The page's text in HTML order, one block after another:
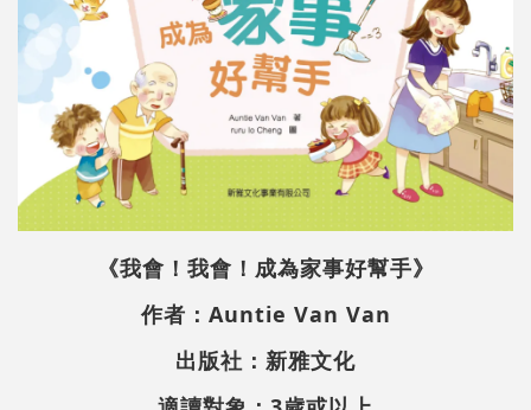
《我會！我會！成為家事好幫手》
作者：Auntie Van Van
出版社：新雅文化